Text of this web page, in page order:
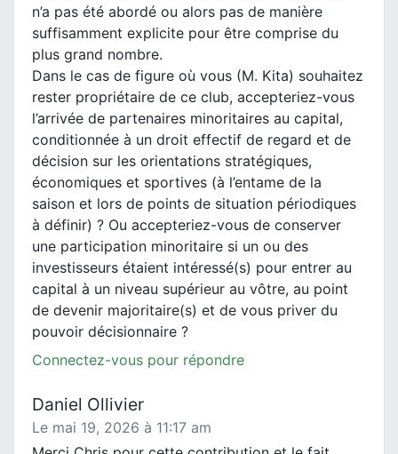
n’a pas été abordé ou alors pas de manière
suffisamment explicite pour être comprise du
plus grand nombre.
Dans le cas de figure où vous (M. Kita) souhaitez
rester propriétaire de ce club, accepteriez-vous
l’arrivée de partenaires minoritaires au capital,
conditionnée à un droit effectif de regard et de
décision sur les orientations stratégiques,
économiques et sportives (à l’entame de la
saison et lors de points de situation périodiques
à définir) ? Ou accepteriez-vous de conserver
une participation minoritaire si un ou des
investisseurs étaient intéressé(s) pour entrer au
capital à un niveau supérieur au vôtre, au point
de devenir majoritaire(s) et de vous priver du
pouvoir décisionnaire ?
Connectez-vous pour répondre
Daniel Ollivier
Le mai 19, 2026 à 11:17 am